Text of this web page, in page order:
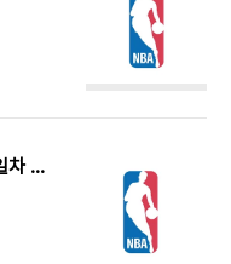
[NBA] 2020-21 시즌 정주행기 217일차 (2021.07.27)